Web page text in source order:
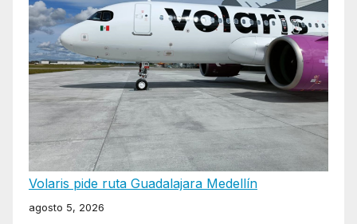
Volaris pide ruta Guadalajara Medellín
agosto 5, 2026